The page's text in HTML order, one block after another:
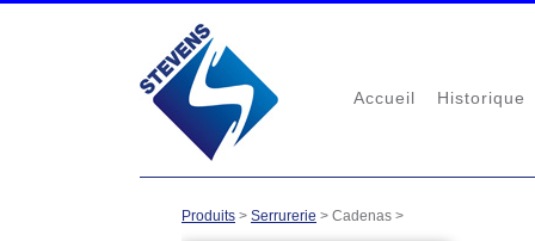
Accueil Historique
Produits > Serrurerie > Cadenas >